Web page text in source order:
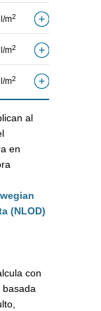
m2
m2
m2
al
en
(NLOD)
con
basada